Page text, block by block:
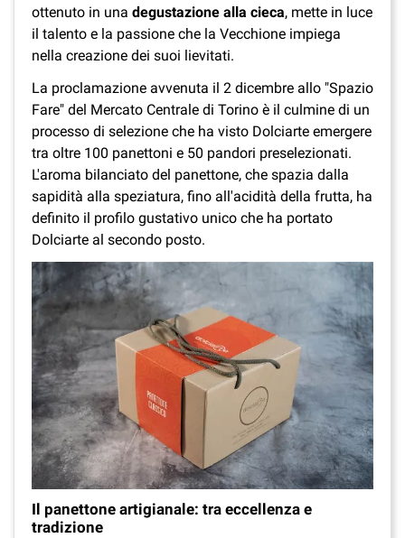
ottenuto in una degustazione alla cieca, mette in luce
il talento e la passione che la Vecchione impiega
nella creazione dei suoi lievitati.
La proclamazione avvenuta il 2 dicembre allo "Spazio
Fare" del Mercato Centrale di Torino è il culmine di un
processo di selezione che ha visto Dolciarte emergere
tra oltre 100 panettoni e 50 pandori preselezionati.
L'aroma bilanciato del panettone, che spazia dalla
sapidità alla speziatura, fino all'acidità della frutta, ha
definito il profilo gustativo unico che ha portato
Dolciarte al secondo posto.
Il panettone artigianale: tra eccellenza e
tradizione